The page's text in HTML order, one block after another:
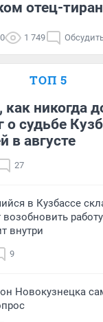
отец-тиран
1 749
ТОП 5
как никогда
о судьбе
в августе
27
в Кузбассе
возобновить
внутри
9
Новокузнецка